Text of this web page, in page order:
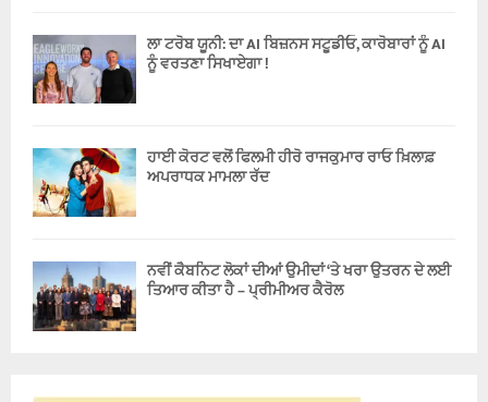
ਲਾ ਟਰੋਬ ਯੂਨੀ: ਦਾ AI ਬਿਜ਼ਨਸ ਸਟੂਡੀਓ, ਕਾਰੋਬਾਰਾਂ ਨੂੰ AI
ਨੂੰ ਵਰਤਣਾ ਸਿਖਾਏਗਾ !
ਹਾਈ ਕੋਰਟ ਵਲੋਂ ਫਿਲਮੀ ਹੀਰੋ ਰਾਜਕੁਮਾਰ ਰਾਓ ਖ਼ਿਲਾਫ਼
ਅਪਰਾਧਕ ਮਾਮਲਾ ਰੱਦ
ਨਵੀਂ ਕੈਬਨਿਟ ਲੋਕਾਂ ਦੀਆਂ ਉਮੀਦਾਂ ‘ਤੇ ਖਰਾ ਉਤਰਨ ਦੇ ਲਈ
ਤਿਆਰ ਕੀਤਾ ਹੈ – ਪ੍ਰੀਮੀਅਰ ਕੈਰੋਲ